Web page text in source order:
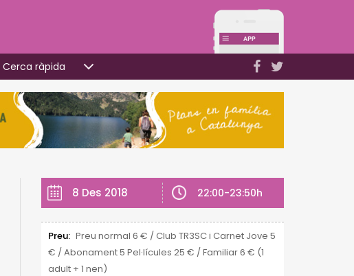
Cerca ràpida
8 Des 2018 22:00-23:50h
Preu: Preu normal 6 € / Club TR3SC i Carnet Jove 5
€ / Abonament 5 Pel·lícules 25 € / Familiar 6 € (1
adult + 1 nen)